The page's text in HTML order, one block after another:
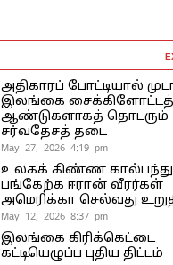
அதிகாரப் போட்டியால்
இலங்கை சைக்கிளோட்டத்
ஆண்டுகளாகத் தொடரும்
சர்வதேசத் தடை
May 27, 2026 4:19 pm
உலகக் கிண்ண கால்பந்து
பங்கேற்க ஈரான் வீரர்கள்
அமெரிக்கா செல்வது
May 12, 2026 8:37 pm
இலங்கை கிரிக்கெட்டை
கட்டியெழுப்ப புதிய திட்டம்